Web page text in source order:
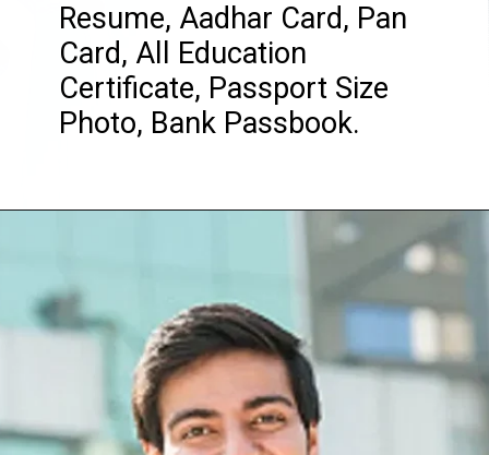
Resume, Aadhar Card, Pan
Card, All Education
Certificate, Passport Size
Photo, Bank Passbook.